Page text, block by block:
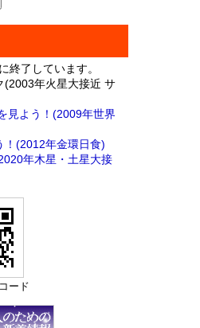
終了しています。
(2003年火星大接近 サ
見よう！(2009年世界
！(2012年金環日食)
年木星・土星大接
ード